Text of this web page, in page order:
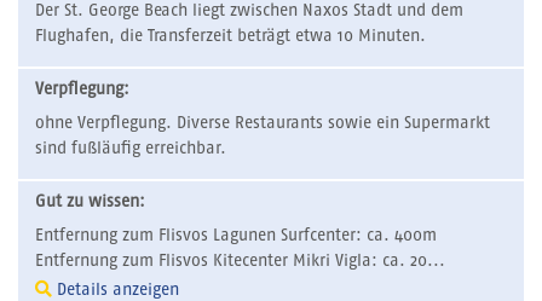
Der St. George Beach liegt zwischen Naxos Stadt und dem
Flughafen, die Transferzeit beträgt etwa 10 Minuten.
Verpflegung:
ohne Verpflegung. Diverse Restaurants sowie ein Supermarkt
sind fußläufig erreichbar.
Gut zu wissen:
Entfernung zum Flisvos Lagunen Surfcenter: ca. 400m
Entfernung zum Flisvos Kitecenter Mikri Vigla: ca. 20...
Details anzeigen